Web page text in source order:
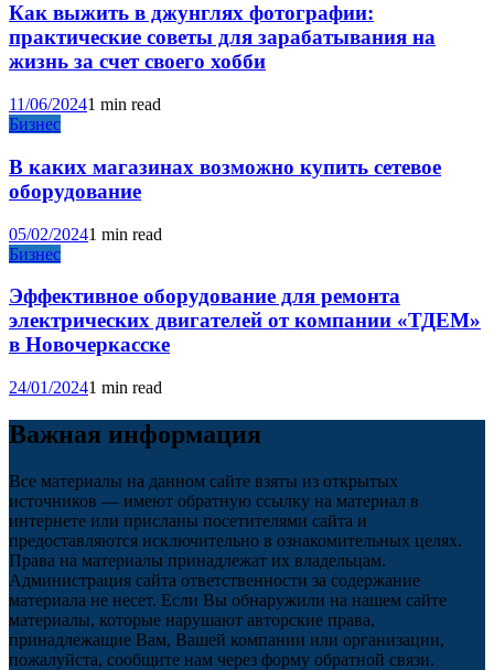
Как выжить в джунглях фотографии:
практические советы для зарабатывания на
жизнь за счет своего хобби
11/06/20241 min read
Бизнес
В каких магазинах возможно купить сетевое
оборудование
05/02/20241 min read
Бизнес
Эффективное оборудование для ремонта
электрических двигателей от компании «ТДЕМ»
в Новочеркасске
24/01/20241 min read
Важная информация
Все материалы на данном сайте взяты из открытых
источников — имеют обратную ссылку на материал в
интернете или присланы посетителями сайта и
предоставляются исключительно в ознакомительных целях.
Права на материалы принадлежат их владельцам.
Администрация сайта ответственности за содержание
материала не несет. Если Вы обнаружили на нашем сайте
материалы, которые нарушают авторские права,
принадлежащие Вам, Вашей компании или организации,
пожалуйста, сообщите нам через форму обратной связи.